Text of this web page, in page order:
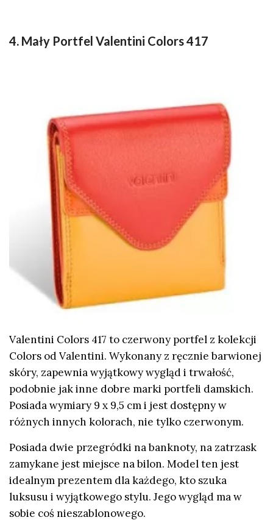
4. Mały Portfel Valentini Colors 417
Valentini Colors 417 to czerwony portfel z kolekcji
Colors od Valentini. Wykonany z ręcznie barwionej
skóry, zapewnia wyjątkowy wygląd i trwałość,
podobnie jak inne dobre marki portfeli damskich.
Posiada wymiary 9 x 9,5 cm i jest dostępny w
różnych innych kolorach, nie tylko czerwonym.
Posiada dwie przegródki na banknoty, na zatrzask
zamykane jest miejsce na bilon. Model ten jest
idealnym prezentem dla każdego, kto szuka
luksusu i wyjątkowego stylu. Jego wygląd ma w
sobie coś nieszablonowego.